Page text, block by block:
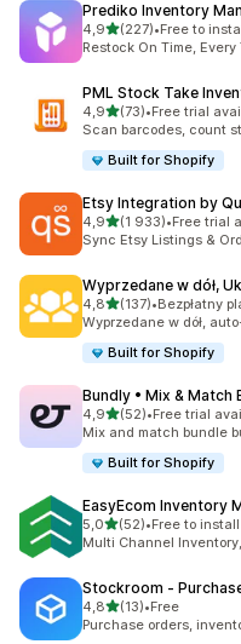
Prediko Inventory
4,9na 5 gwiazdek
(227)
Łączna liczba recenzji:
•Free to
Restock On Time,
PML Stock Take
4,9na 5 gwiazdek
(73)
Łączna liczba recenzji:
•Free trial
Scan barcodes, count
Built for Shopify
Etsy Integration by
4,9na 5 gwiazdek
(1 933)
Łączna liczba recenzji:
•Free trial
Sync Etsy Listings &
Wyprzedane w dół,
4,8na 5 gwiazdek
(137)
Łączna liczba recenzji:
•Bezpłatny
Wyprzedane w dół,
Built for Shopify
Bundly • Mix & Match
4,9na 5 gwiazdek
(52)
Łączna liczba recenzji:
•Free trial
Mix and match bundle
Built for Shopify
EasyEcom Inventory
5,0na 5 gwiazdek
(52)
Łączna liczba recenzji:
•Free to install
Multi Channel
Stockroom ‑
4,8na 5 gwiazdek
(13)
Łączna liczba recenzji: 13
•Free
Purchase orders,